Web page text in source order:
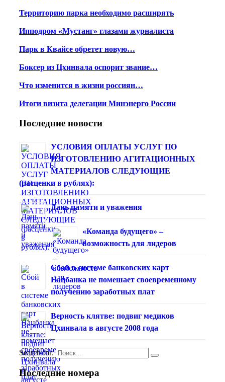
Территорию парка необходимо расширять
Ипподром «Мустанг» глазами журналиста
Парк в Квайсе обретет новую…
Боксер из Цхинвала оспорит звание…
Что изменится в жизни россиян…
Итоги визита делегации Минэнерго России
Последние новости
УСЛОВИЯ ОПЛАТЫ УСЛУГ ПО
ИЗГОТОВЛЕНИЮ АГИТАЦИОННЫХ
МАТЕРИАЛОВ СЛЕДУЮЩИЕ
(расценки в рублях):
Дань памяти и уважения
«Команда будущего» –
возможность для лидеров
Сбой в системе банковских карт
Нацбанка не помешает своевременному
получению заработных плат
Верность клятве: подвиг медиков
Цхинвала в августе 2008 года
Search for:
Последние номера